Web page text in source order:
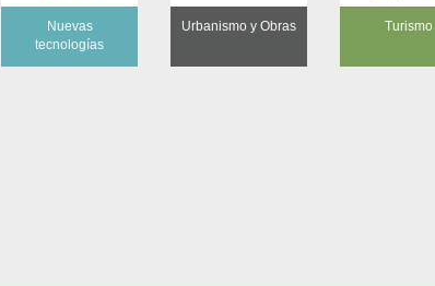
Nuevas
tecnologías
Urbanismo y Obras Turismo